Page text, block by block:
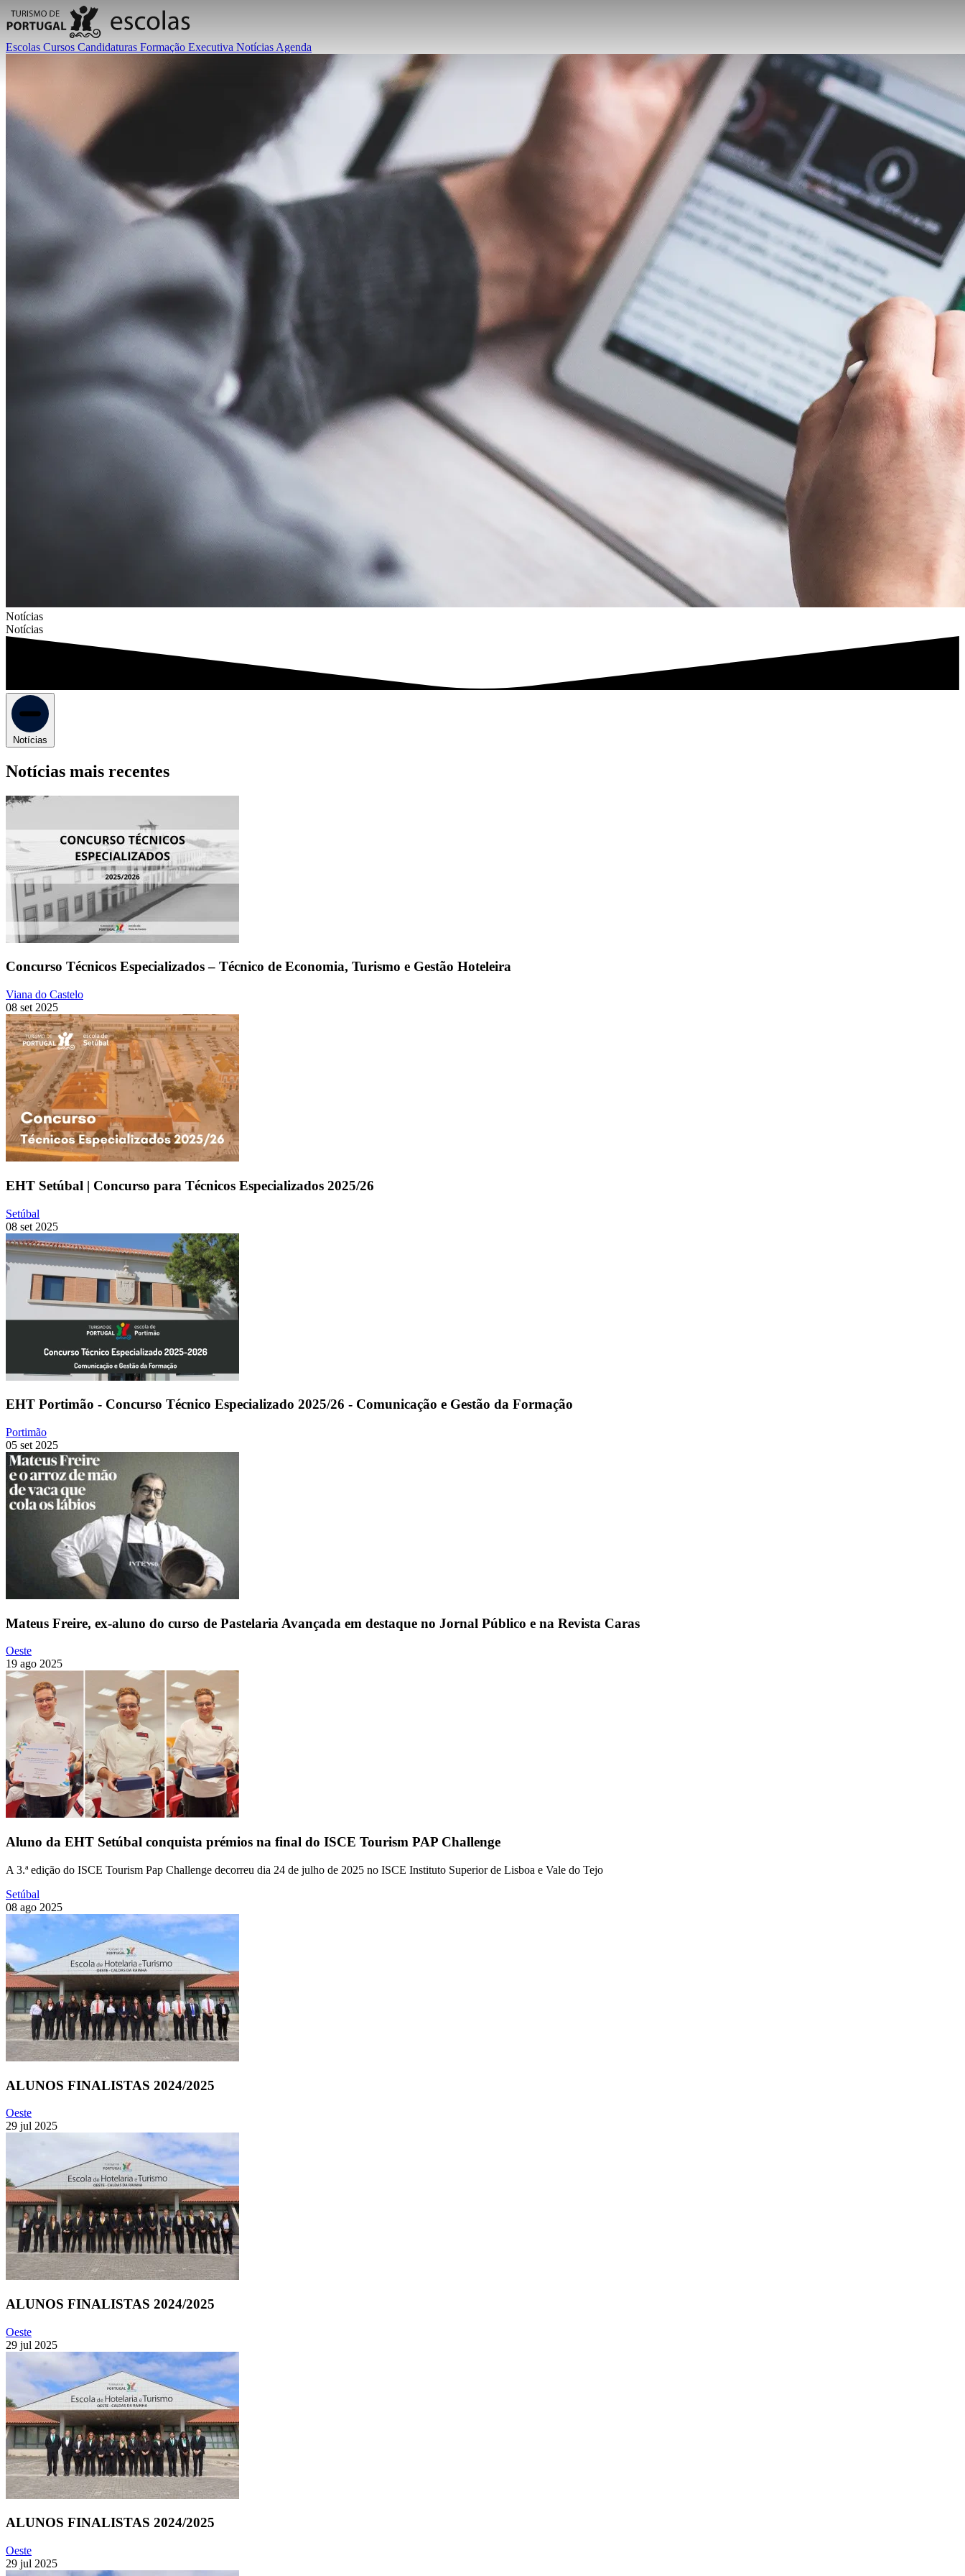
Escolas Cursos Candidaturas Formação Executiva Notícias Agenda
Notícias
Notícias
Notícias
Notícias mais recentes
Concurso Técnicos Especializados – Técnico de Economia, Turismo e Gestão Hoteleira
Viana do Castelo
08 set 2025
EHT Setúbal | Concurso para Técnicos Especializados 2025/26
Setúbal
08 set 2025
EHT Portimão - Concurso Técnico Especializado 2025/26 - Comunicação e Gestão da Formação
Portimão
05 set 2025
Mateus Freire, ex-aluno do curso de Pastelaria Avançada em destaque no Jornal Público e na Revista Caras
Oeste
19 ago 2025
Aluno da EHT Setúbal conquista prémios na final do ISCE Tourism PAP Challenge
A 3.ª edição do ISCE Tourism Pap Challenge decorreu dia 24 de julho de 2025 no ISCE Instituto Superior de Lisboa e Vale do Tejo
Setúbal
08 ago 2025
ALUNOS FINALISTAS 2024/2025
Oeste
29 jul 2025
ALUNOS FINALISTAS 2024/2025
Oeste
29 jul 2025
ALUNOS FINALISTAS 2024/2025
Oeste
29 jul 2025